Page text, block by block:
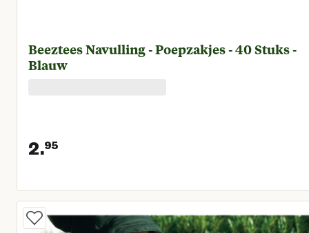
Beeztees Navulling - Poepzakjes - 40 Stuks -
Blauw
2.95
Huidige prijs € 2,95